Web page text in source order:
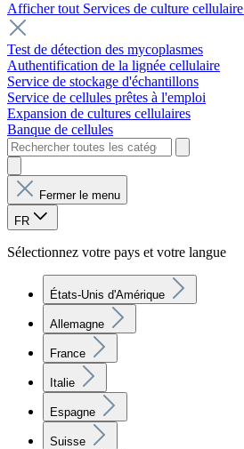
Afficher tout Services de culture cellulaire
Test de détection des mycoplasmes
Authentification de la lignée cellulaire
Service de stockage d'échantillons
Service de cellules prêtes à l'emploi
Expansion de cultures cellulaires
Banque de cellules
Fermer le menu
FR
Sélectionnez votre pays et votre langue
États-Unis d'Amérique
Allemagne
France
Italie
Espagne
Suisse